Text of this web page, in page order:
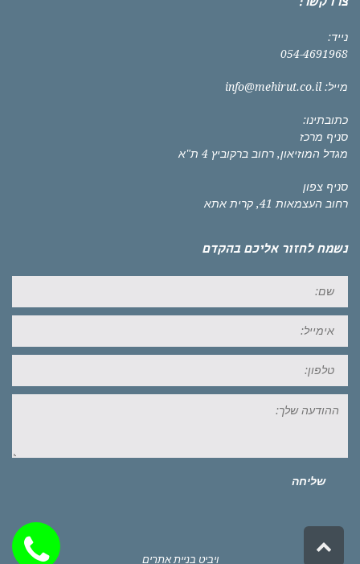
צרו קשר:
נייד:
054-4691968
מייל: info@mehirut.co.il
כתובתינו:
סניף מרכז
מגדל המוזיאון, רחוב ברקוביץ 4 ת"א
סניף צפון
רחוב העצמאות 41, קרית אתא
נשמח לחזור אליכם בהקדם
שלך:
שליחה
ויביט בניית אתרים